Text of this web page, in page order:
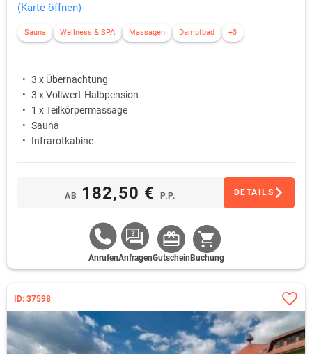
(Karte öffnen)
Sauna Wellness & SPA Massagen Dampfbad +3
3 x Übernachtung
3 x Vollwert-Halbpension
1 x Teilkörpermassage
Sauna
Infrarotkabine
AB 182,50 € P.P. DETAILS
AnrufenAnfragenGutschein Buchung
ID: 37598